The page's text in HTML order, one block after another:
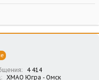
4 414
ХМАО Югра - Омск